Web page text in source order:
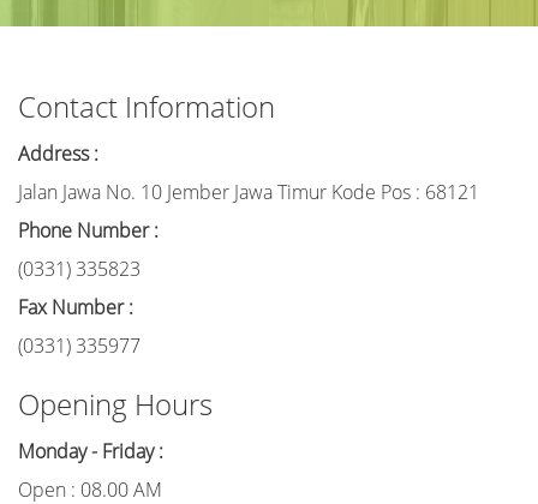
Contact Information
Address :
Jalan Jawa No. 10 Jember Jawa Timur Kode Pos : 68121
Phone Number :
(0331) 335823
Fax Number :
(0331) 335977
Opening Hours
Monday - Friday :
Open : 08.00 AM